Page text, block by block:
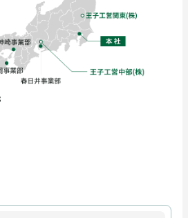
企業理念・行動方針